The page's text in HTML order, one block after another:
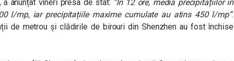
anunțat vineri presa de stat: “În 12 ore, media precipitațiilor în
l/mp, iar precipitațiile maxime cumulate au atins 450 l/mp”.
de metrou și clădirile de birouri din Shenzhen au fost închise